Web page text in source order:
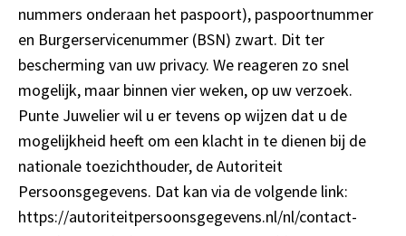
nummers onderaan het paspoort), paspoortnummer
en Burgerservicenummer (BSN) zwart. Dit ter
bescherming van uw privacy. We reageren zo snel
mogelijk, maar binnen vier weken, op uw verzoek.
Punte Juwelier wil u er tevens op wijzen dat u de
mogelijkheid heeft om een klacht in te dienen bij de
nationale toezichthouder, de Autoriteit
Persoonsgegevens. Dat kan via de volgende link:
https://autoriteitpersoonsgegevens.nl/nl/contact-